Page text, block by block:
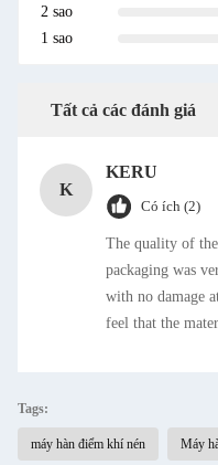
2 sao
1 sao
Tất cả các đánh giá
K
KERU
Có ích (2)
The quality of
packaging was
with no damage
feel that the
well-illustrated
easy to
Tags:
máy hàn điểm khí nén Máy